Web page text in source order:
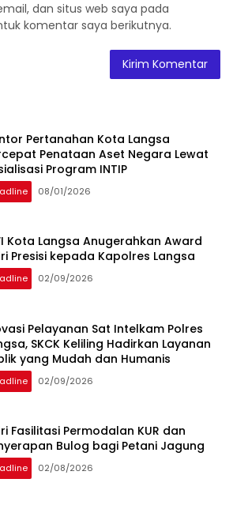
dan situs web saya pada
komentar saya berikutnya.
Pertanahan Kota Langsa
Penataan Aset Negara Lewat
Program INTIP
08/01/2026
Kota Langsa Anugerahkan Award
Presisi kepada Kapolres Langsa
02/09/2026
Pelayanan Sat Intelkam Polres
SKCK Keliling Hadirkan Layanan
yang Mudah dan Humanis
02/09/2026
Fasilitasi Permodalan KUR dan
Bulog bagi Petani Jagung
02/08/2026